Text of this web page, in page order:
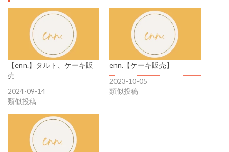
【enn.】タルト、ケーキ販
売
2024-09-14
類似投稿
enn.【ケーキ販売】
2023-10-05
類似投稿